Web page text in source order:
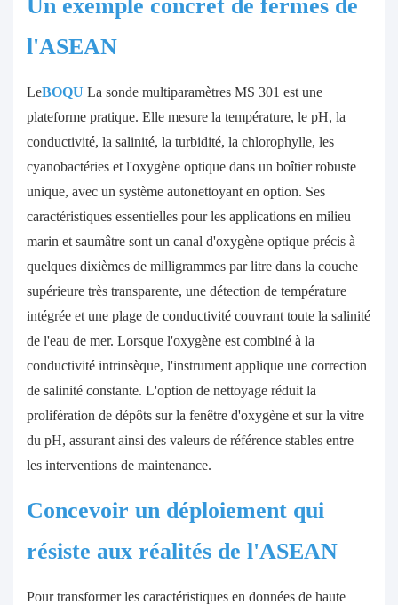
Un exemple concret de fermes de
l'ASEAN
LeBOQU La sonde multiparamètres MS 301 est une
plateforme pratique. Elle mesure la température, le pH, la
conductivité, la salinité, la turbidité, la chlorophylle, les
cyanobactéries et l'oxygène optique dans un boîtier robuste
unique, avec un système autonettoyant en option. Ses
caractéristiques essentielles pour les applications en milieu
marin et saumâtre sont un canal d'oxygène optique précis à
quelques dixièmes de milligrammes par litre dans la couche
supérieure très transparente, une détection de température
intégrée et une plage de conductivité couvrant toute la salinité
de l'eau de mer. Lorsque l'oxygène est combiné à la
conductivité intrinsèque, l'instrument applique une correction
de salinité constante. L'option de nettoyage réduit la
prolifération de dépôts sur la fenêtre d'oxygène et sur la vitre
du pH, assurant ainsi des valeurs de référence stables entre
les interventions de maintenance.
Concevoir un déploiement qui
résiste aux réalités de l'ASEAN
Pour transformer les caractéristiques en données de haute